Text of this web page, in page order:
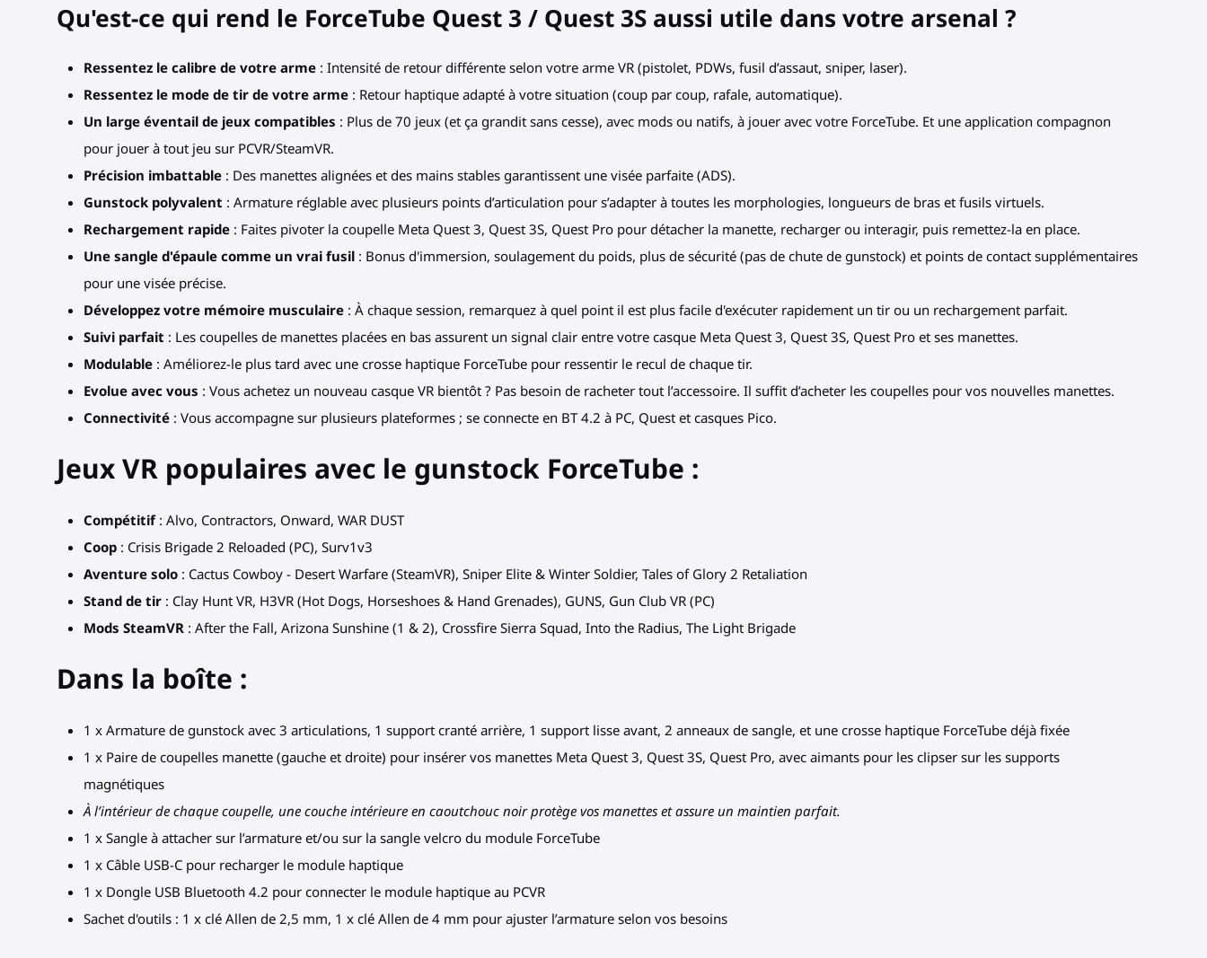
Qu'est-ce qui rend le ForceTube Quest 3 / Quest 3S aussi utile dans votre arsenal ?
Ressentez le calibre de votre arme : Intensité de retour différente selon votre arme VR (pistolet, PDWs, fusil d’assaut, sniper, laser).
Ressentez le mode de tir de votre arme : Retour haptique adapté à votre situation (coup par coup, rafale, automatique).
Un large éventail de jeux compatibles : Plus de 70 jeux (et ça grandit sans cesse), avec mods ou natifs, à jouer avec votre ForceTube. Et une application compagnon
pour jouer à tout jeu sur PCVR/SteamVR.
Précision imbattable : Des manettes alignées et des mains stables garantissent une visée parfaite (ADS).
Gunstock polyvalent : Armature réglable avec plusieurs points d’articulation pour s’adapter à toutes les morphologies, longueurs de bras et fusils virtuels.
Rechargement rapide : Faites pivoter la coupelle Meta Quest 3, Quest 3S, Quest Pro pour détacher la manette, recharger ou interagir, puis remettez-la en place.
Une sangle d'épaule comme un vrai fusil : Bonus d'immersion, soulagement du poids, plus de sécurité (pas de chute de gunstock) et points de contact supplémentaires
pour une visée précise.
Développez votre mémoire musculaire : À chaque session, remarquez à quel point il est plus facile d'exécuter rapidement un tir ou un rechargement parfait.
Suivi parfait : Les coupelles de manettes placées en bas assurent un signal clair entre votre casque Meta Quest 3, Quest 3S, Quest Pro et ses manettes.
Modulable : Améliorez-le plus tard avec une crosse haptique ForceTube pour ressentir le recul de chaque tir.
Evolue avec vous : Vous achetez un nouveau casque VR bientôt ? Pas besoin de racheter tout l’accessoire. Il suffit d’acheter les coupelles pour vos nouvelles manettes.
Connectivité : Vous accompagne sur plusieurs plateformes ; se connecte en BT 4.2 à PC, Quest et casques Pico.
Jeux VR populaires avec le gunstock ForceTube :
Compétitif: Alvo, Contractors, Onward, WAR DUST
Coop : Crisis Brigade 2 Reloaded (PC), Surv1v3
Aventure solo : Cactus Cowboy - Desert Warfare (SteamVR), Sniper Elite & Winter Soldier, Tales of Glory 2 Retaliation
Stand de tir : Clay Hunt VR, H3VR (Hot Dogs, Horseshoes & Hand Grenades), GUNS, Gun Club VR (PC)
Mods SteamVR : After the Fall, Arizona Sunshine (1 & 2), Crossfire Sierra Squad, Into the Radius, The Light Brigade
Dans la boîte :
1 x Armature de gunstock avec 3 articulations, 1 support cranté arrière, 1 support lisse avant, 2 anneaux de sangle, et une crosse haptique ForceTube déjà fixée
1 x Paire de coupelles manette (gauche et droite) pour insérer vos manettes Meta Quest 3, Quest 3S, Quest Pro, avec aimants pour les clipser sur les supports
magnétiques
À l’intérieur de chaque coupelle, une couche intérieure en caoutchouc noir protège vos manettes et assure un maintien parfait.
1 x Sangle à attacher sur l’armature et/ou sur la sangle velcro du module ForceTube
1 x Câble USB-C pour recharger le module haptique
1 x Dongle USB Bluetooth 4.2 pour connecter le module haptique au PCVR
Sachet d'outils : 1 x clé Allen de 2,5 mm, 1 x clé Allen de 4 mm pour ajuster l’armature selon vos besoins